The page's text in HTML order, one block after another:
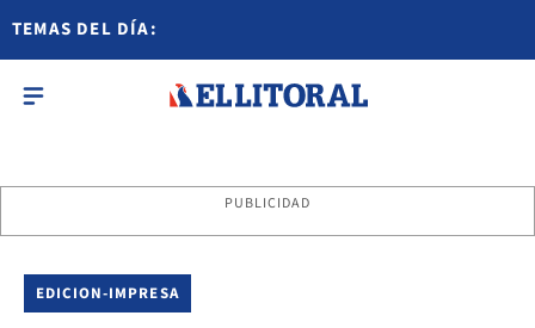
TEMAS DEL DÍA:
PUBLICIDAD
EDICION-IMPRESA